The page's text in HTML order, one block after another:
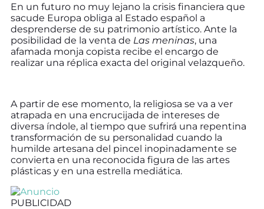
En un futuro no muy lejano la crisis financiera que
sacude Europa obliga al Estado español a
desprenderse de su patrimonio artístico. Ante la
posibilidad de la venta de Las meninas, una
afamada monja copista recibe el encargo de
realizar una réplica exacta del original velazqueño.
A partir de ese momento, la religiosa se va a ver
atrapada en una encrucijada de intereses de
diversa índole, al tiempo que sufrirá una repentina
transformación de su personalidad cuando la
humilde artesana del pincel inopinadamente se
convierta en una reconocida figura de las artes
plásticas y en una estrella mediática.
PUBLICIDAD